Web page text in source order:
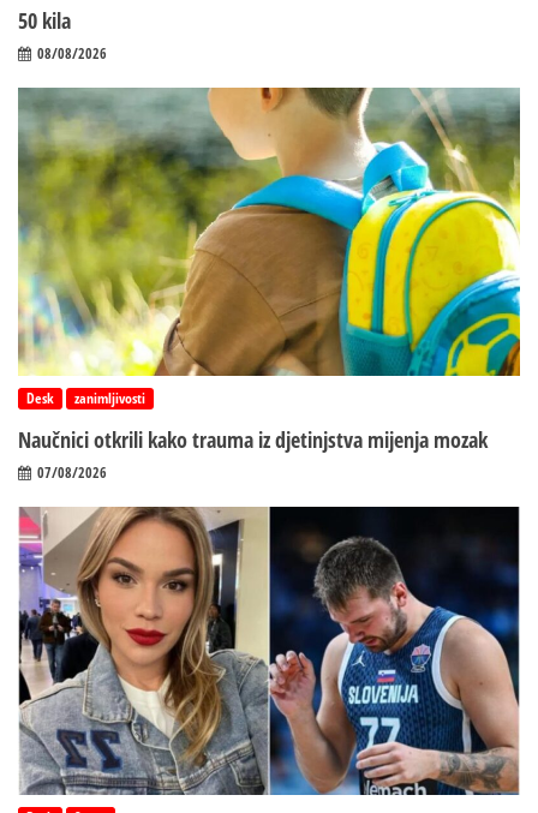
50 kila
08/08/2026
Desk zanimljivosti
Naučnici otkrili kako trauma iz d‌jetinjstva mijenja mozak
07/08/2026